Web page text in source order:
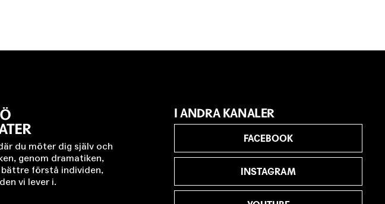
du möter dig själv och
genom dramatiken,
förstå individen,
vi lever i.
I ANDRA KANALER
FACEBOOK
INSTAGRAM